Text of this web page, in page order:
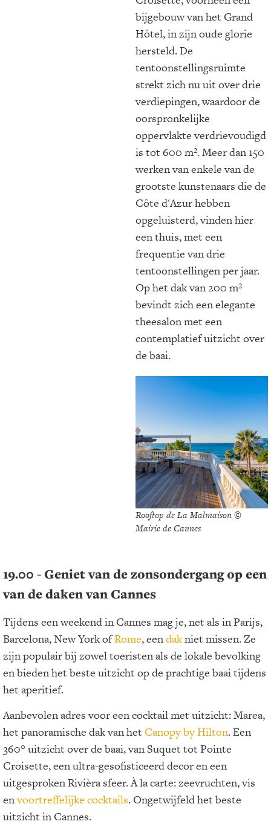
bijgebouw van het Grand
Hôtel, in zijn oude glorie
hersteld. De
tentoonstellingsruimte
strekt zich nu uit over drie
verdiepingen, waardoor de
oorspronkelijke
oppervlakte verdrievoudigd
is tot 600 m². Meer dan 150
werken van enkele van de
grootste kunstenaars die de
Côte d'Azur hebben
opgeluisterd, vinden hier
een thuis, met een
frequentie van drie
tentoonstellingen per jaar.
Op het dak van 200 m²
bevindt zich een elegante
theesalon met een
contemplatief uitzicht over
de baai.
Rooftop de La Malmaison ©
Mairie de Cannes
19.00 - Geniet van de zonsondergang op een
van de daken van Cannes
Tijdens een weekend in Cannes mag je, net als in Parijs,
Barcelona, New York ofRome, eendakniet missen. Ze
zijn populair bij zowel toeristen als de lokale bevolking
en bieden het beste uitzicht op de prachtige baai tijdens
het aperitief.
Aanbevolen adres voor een cocktail met uitzicht: Marea,
het panoramische dak van het Canopy by Hilton. Een
360° uitzicht over de baai, van Suquet tot Pointe
Croisette, een ultra-gesofisticeerd decor en een
uitgesproken Rivièra sfeer. À la carte: zeevruchten, vis
envoortreffelijke cocktails. Ongetwijfeld het beste
uitzicht in Cannes.